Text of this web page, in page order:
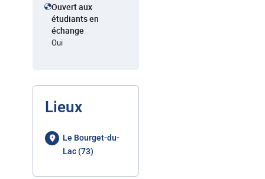
Ouvert aux
étudiants en
échange
Oui
Lieux
Le Bourget-du-
Lac (73)